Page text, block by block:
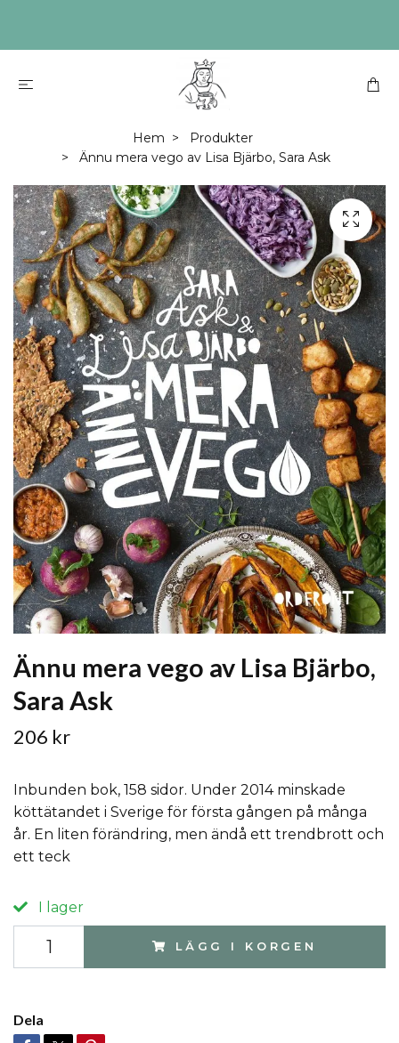
Hem
Produkter
Ännu mera vego av Lisa Bjärbo, Sara Ask
Ännu mera vego av Lisa Bjärbo,
Sara Ask
206 kr
Inbunden bok, 158 sidor. Under 2014 minskade
köttätandet i Sverige för första gången på många
år. En liten förändring, men ändå ett trendbrott och
ett teck
I lager
LÄGG I KORGEN
Dela